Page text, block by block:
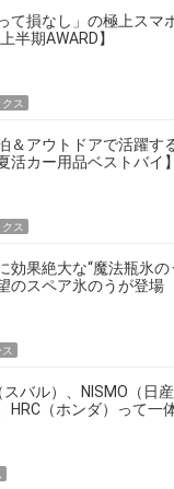
って損なし」の極上ス
半期AWARD】
クス
＆アウトドアで活躍す
活カー用品ベストバイ】
クス
効果絶大な“魔法瓶氷の
のスペア氷のうが登場
バル）、NISMO（日
HRC（ホンダ）って一